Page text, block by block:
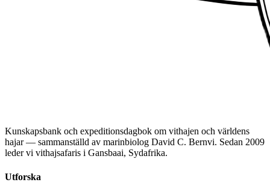
Kunskapsbank och expeditionsdagbok om vithajen och världens
hajar — sammanställd av marinbiolog David C. Bernvi. Sedan 2009
leder vi vithajsafaris i Gansbaai, Sydafrika.
Utforska